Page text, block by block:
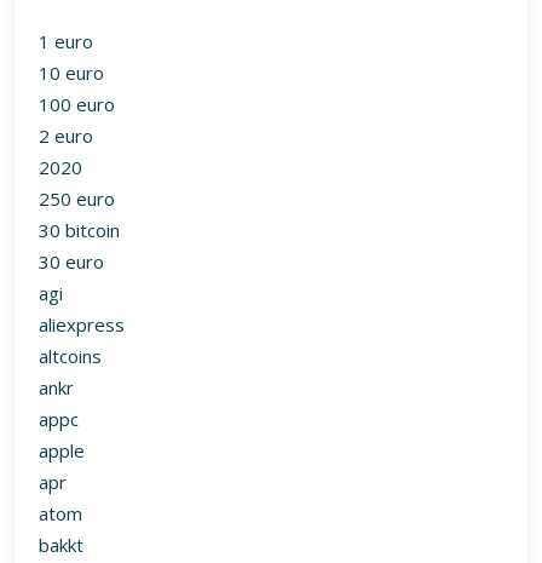
1 euro
10 euro
100 euro
2 euro
2020
250 euro
30 bitcoin
30 euro
agi
aliexpress
altcoins
ankr
appc
apple
apr
atom
bakkt